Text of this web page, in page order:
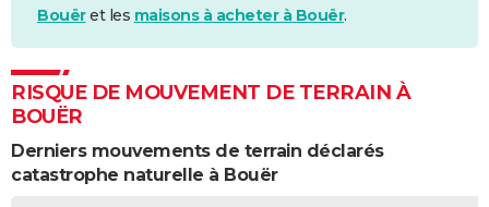
Bouëret les maisons à acheter à Bouër.
RISQUE DE MOUVEMENT DE TERRAIN À
BOUËR
Derniers mouvements de terrain déclarés
catastrophe naturelle à Bouër